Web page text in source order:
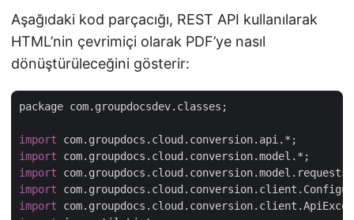
Aşağıdaki kod parçacığı, REST API kullanılarak
HTML’nin çevrimiçi olarak PDF’ye nasıl
dönüştürüleceğini gösterir:
package com.groupdocsdev.classes;
import
import
import
import
import